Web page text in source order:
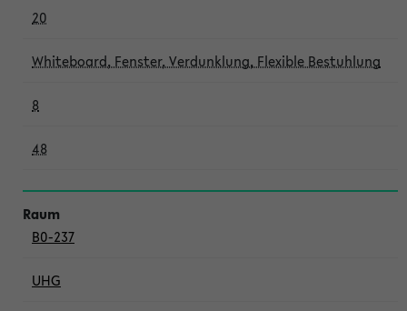
20
Whiteboard, Fenster, Verdunklung, Flexible Bestuhlung
8
48
B0-237
UHG